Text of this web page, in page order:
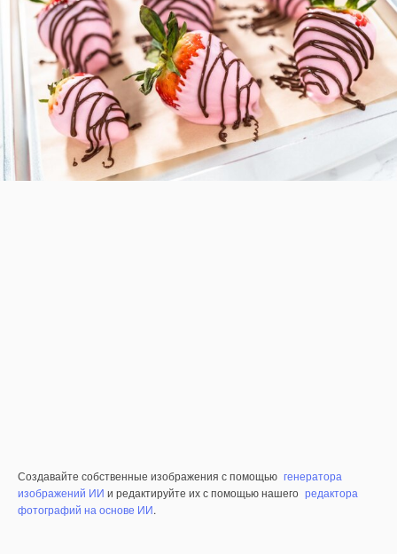
Создавайте собственные изображения с помощью генератора
изображений ИИ и редактируйте их с помощью нашего редактора
фотографий на основе ИИ.